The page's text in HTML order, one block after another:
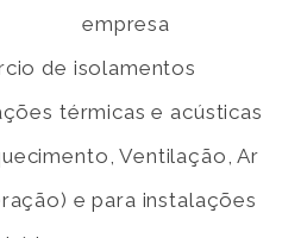
empresa
de isolamentos
térmicas e acústicas
Ventilação, Ar
e para instalações